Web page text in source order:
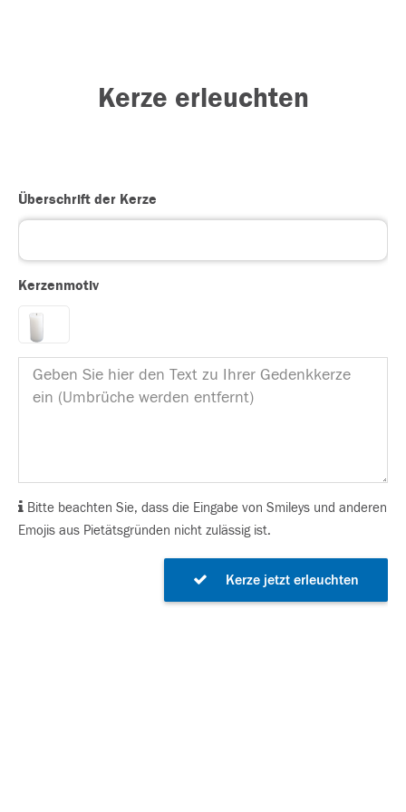
Kerze erleuchten
Überschrift der Kerze
Kerzenmotiv
Bitte beachten Sie, dass die Eingabe von Smileys und anderen
Emojis aus Pietätsgründen nicht zulässig ist.
Kerze jetzt erleuchten